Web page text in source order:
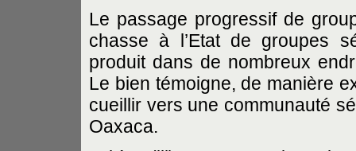
Le passage progressif de
chasse à l’Etat de groupes
produit dans de nombreux
Le bien témoigne, de manière
cueillir vers une communauté
Oaxaca.